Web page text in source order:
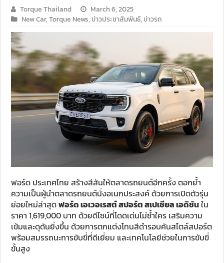
Torque Thailand
March 6, 2025
New Car,Torque News,ข่าวประชาสัมพันธ์,ข่าวรถ
ฟอร์ด ประเทศไทย สร้างสีสันให้ตลาดรถยนต์อีกครั้ง ตอกย้ำ
ความเป็นผู้นำตลาดรถยนต์นั่งอเนกประสงค์ ด้วยการเปิดตัวรุ่น
ย่อยใหม่ล่าสุดฟอร์ด เอเวอเรสต์ สปอร์ต สเปเชียลเอดิชันใน
ราคา 1,619,000 บาท ด้วยดีไซน์ที่โดดเด่นไม่ซ้ำใคร เสริมความ
เข้มและดุดันยิ่งขึ้น ด้วยการตกแต่งโทนสีดำรอบคันสไตล์สปอร์ต
พร้อมสมรรถนะการขับขี่ที่ดีเยี่ยม และเทคโนโลยีช่วยในการขับขี่
ขั้นสูง